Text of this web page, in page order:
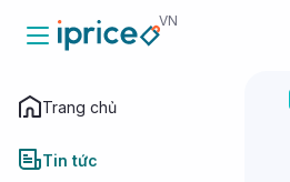
VN
Trang chủ
Tin tức